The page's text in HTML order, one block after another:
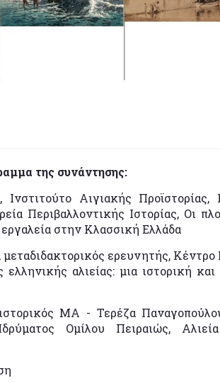
της συνάντησης:
Αιγιακής
Περιβαλλοντικής Ιστορίας, Οι
στην Κλασσική Ελλάδα
ερευνητής, Κέντρο
ελληνικής αλιείας: μια ιστορική
ΜΑ - Τερέζα
Ομίλου Πειραιώς,